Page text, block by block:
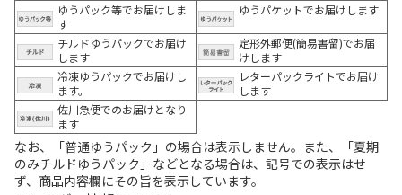
ゆうパック等でお届けしま
す
ゆうパケットでお届けします
チルドゆうパックでお届け
します
定形外郵便(簡易書留)でお届
けします
冷凍ゆうパックでお届けし
ます。
レターパックライトでお届け
します
佐川急便でのお届けとなり
ます
なお、「普通ゆうパック」の場合は表示しません。また、「夏期
のみチルドゆうパック」などとなる場合は、記号での表示はせ
ず、商品内容欄にその旨を表示しています。